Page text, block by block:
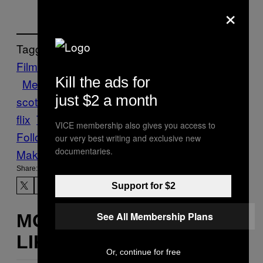
Tagged:
Film
Meditasi michael
scott
musibah penyelamatan
flix Thailand
wild boar
Follow Us On Discover
Make Us Preferred In Top Stories
Share:
MORE
LIKE THIS
×
Kill the ads for
just $2 a month
VICE membership also gives you access to
our very best writing and exclusive new
documentaries.
Support for $2
See All Membership Plans
Or, continue for free